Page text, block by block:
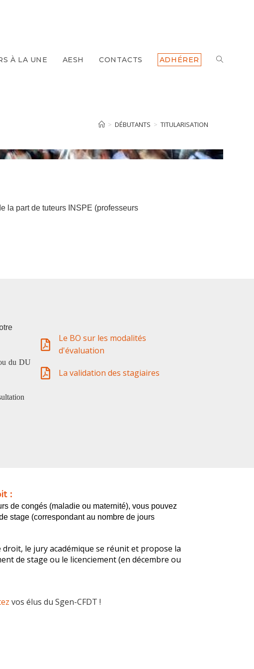
À LA UNE AESH CONTACTS ADHÉRER
> DÉBUTANTS > TITULARISATION
la part de tuteurs INSPE (professeurs
du DU
Le BO sur les modalités
d'évaluation
La validation des stagiaires
:
de congés (maladie ou maternité), vous pouvez
stage (correspondant au nombre de jours
le jury académique se réunit et propose la
de stage ou le licenciement (en décembre ou
vos élus du Sgen-CFDT !